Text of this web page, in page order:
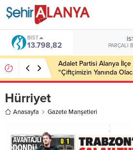
BIST
13.798,82 PARÇALI
Adalet Partisi Alanya
“Çiftçimizin Yanında
Markası Olacak”
Hürriyet
Anasayfa Gazete Manşetleri